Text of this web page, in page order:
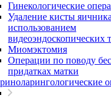
Гинекологические
Удаление кисты
использованием
видеоэндоскопических
Миомэктомия
Операции по поводу
придатках матки